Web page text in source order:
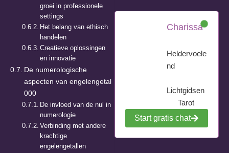
groei in professionele
settings
Het belang van ethisch
handelen
Creatieve oplossingen
en innovatie
De numerologische
aspecten van engelengetal
000
De invloed van de nul in
numerologie
Verbinding met andere
krachtige
engelengetallen
Charissa
Heldervoele
nd
Lichtgidsen
Tarot
Start gratis chat